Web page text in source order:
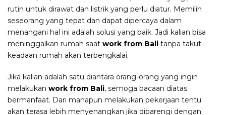
rutin untuk dirawat dan listrik yang perlu diatur. Memilih
seseorang yang tepat dan dapat dipercaya dalam
menangani hal ini adalah solusi yang baik. Jadi kalian bisa
meninggalkan rumah saat work from Bali tanpa takut
keadaan rumah akan terbengkalai.
Jika kalian adalah satu diantara orang-orang yang ingin
melakukan work from Bali, semoga bacaan diatas
bermanfaat. Dari manapun melakukan pekerjaan tentu
akan terasa lebih menyenangkan jika dibarengi dengan